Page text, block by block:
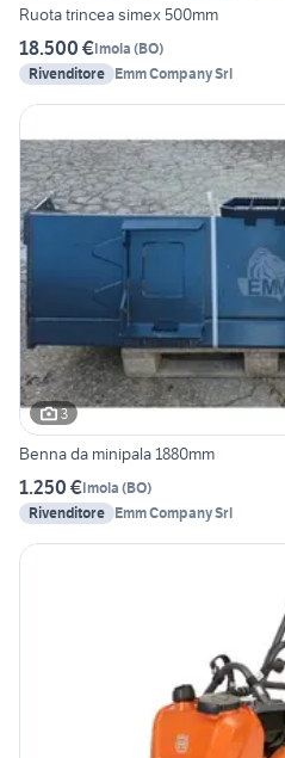
Ruota trincea simex 500mm
18.500 €Imola (BO)
Rivenditore Emm Company Srl
3
Benna da minipala 1880mm
1.250 €Imola (BO)
Rivenditore Emm Company Srl